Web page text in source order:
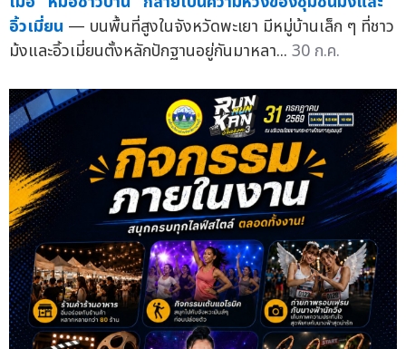
อิ้วเมี่ยน — บนพื้นที่สูงในจังหวัดพะเยา มีหมู่บ้านเล็ก ๆ ที่ชาว
ม้งและอิ้วเมี่ยนตั้งหลักปักฐานอยู่กันมาหลา... 30 ก.ค.